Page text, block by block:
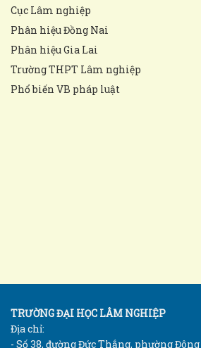
Cục Lâm nghiệp
Phân hiệu Đồng Nai
Phân hiệu Gia Lai
Trường THPT Lâm nghiệp
Phổ biến VB pháp luật
TRƯỜNG ĐẠI HỌC LÂM NGHIỆP
Địa chỉ:
- Số 38, đường Đức Thắng, phường